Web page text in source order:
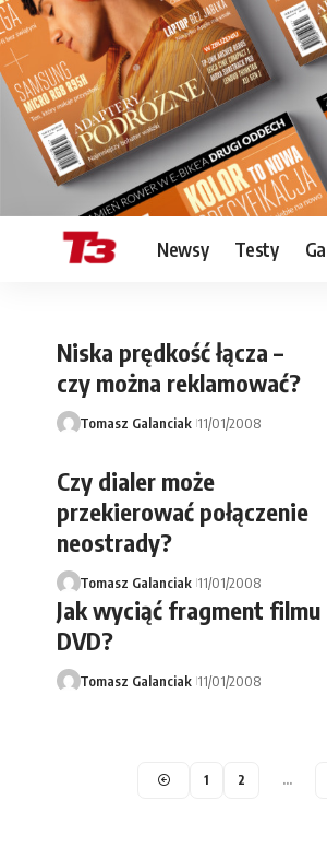
Newsy Testy
Niska prędkość łącza –
czy można reklamować?
Tomasz Galanciak 11/01/2008
Czy dialer może
przekierować połączenie
neostrady?
Tomasz Galanciak 11/01/2008
Jak wyciąć fragment filmu
DVD?
Tomasz Galanciak 11/01/2008
1 2 …